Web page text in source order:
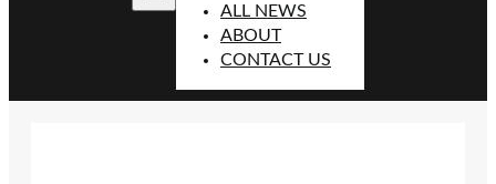
ALL NEWS
ABOUT
CONTACT US